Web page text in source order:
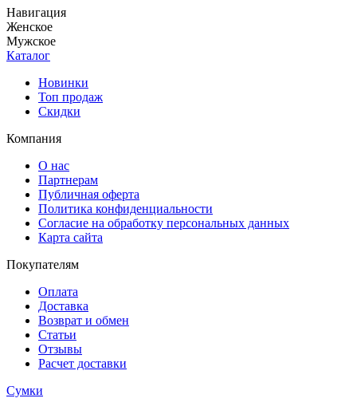
Навигация
Женское
Мужское
Каталог
Новинки
Топ продаж
Скидки
Компания
О нас
Партнерам
Публичная оферта
Политика конфиденциальности
Согласие на обработку персональных данных
Карта сайта
Покупателям
Оплата
Доставка
Возврат и обмен
Статьи
Отзывы
Расчет доставки
Сумки